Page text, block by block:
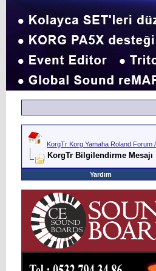
KorgTr Korg Yamaha Roland Forum
KorgTr Bilgilendirme Mesajı
Yardım